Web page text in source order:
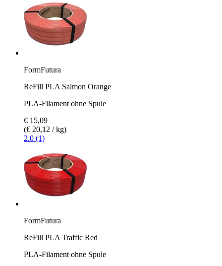
FormFutura
ReFill PLA Salmon Orange
PLA-Filament ohne Spule
€ 15,09
(€ 20,12 / kg)
2.0 (1)
FormFutura
ReFill PLA Traffic Red
PLA-Filament ohne Spule